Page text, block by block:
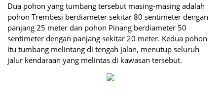
Dua pohon yang tumbang tersebut masing-masing adalah
pohon Trembesi berdiameter sekitar 80 sentimeter dengan
panjang 25 meter dan pohon Pinang berdiameter 50
sentimeter dengan panjang sekitar 20 meter. Kedua pohon
itu tumbang melintang di tengah jalan, menutup seluruh
jalur kendaraan yang melintas di kawasan tersebut.